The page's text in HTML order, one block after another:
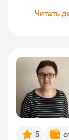
Читать
5